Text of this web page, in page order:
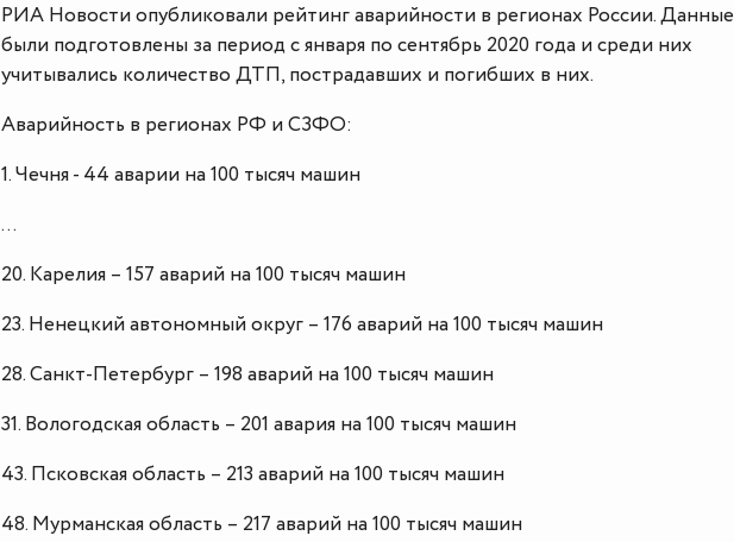
РИА Новости опубликовали рейтинг аварийности в регионах России. Данные
были подготовлены за период с января по сентябрь 2020 года и среди них
учитывались количество ДТП, пострадавших и погибших в них.
Аварийность в регионах РФ и СЗФО:
1. Чечня - 44 аварии на 100 тысяч машин
…
20. Карелия – 157 аварий на 100 тысяч машин
23. Ненецкий автономный округ – 176 аварий на 100 тысяч машин
28. Санкт-Петербург – 198 аварий на 100 тысяч машин
31. Вологодская область – 201 авария на 100 тысяч машин
43. Псковская область – 213 аварий на 100 тысяч машин
48. Мурманская область – 217 аварий на 100 тысяч машин